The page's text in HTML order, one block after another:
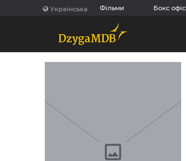
Українська Фільми Бокс офіс